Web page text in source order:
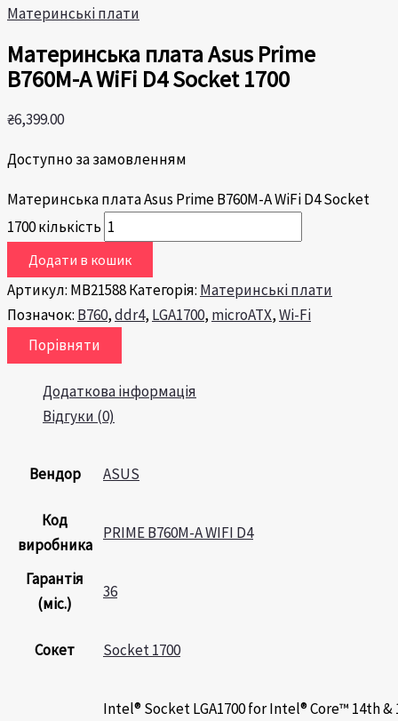
Материнські плати
Материнська плата Asus Prime
B760M-A WiFi D4 Socket 1700
₴6,399.00
Доступно за замовленням
Материнська плата Asus Prime B760M-A WiFi D4 Socket
1700 кількість
Додати в кошик
Артикул: MB21588Категорія: Материнські плати
Позначок: B760,ddr4, LGA1700, microATX,Wi-Fi
Порівняти
Додаткова інформація
Відгуки (0)
Вендор ASUS
Код
виробника
PRIME B760M-A WIFI D4
Гарантія
(міс.)
36
Сокет Socket 1700
Intel® Socket LGA1700 for Intel® Core™ 14th